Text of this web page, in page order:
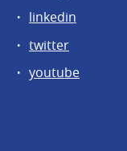
linkedin
twitter
youtube